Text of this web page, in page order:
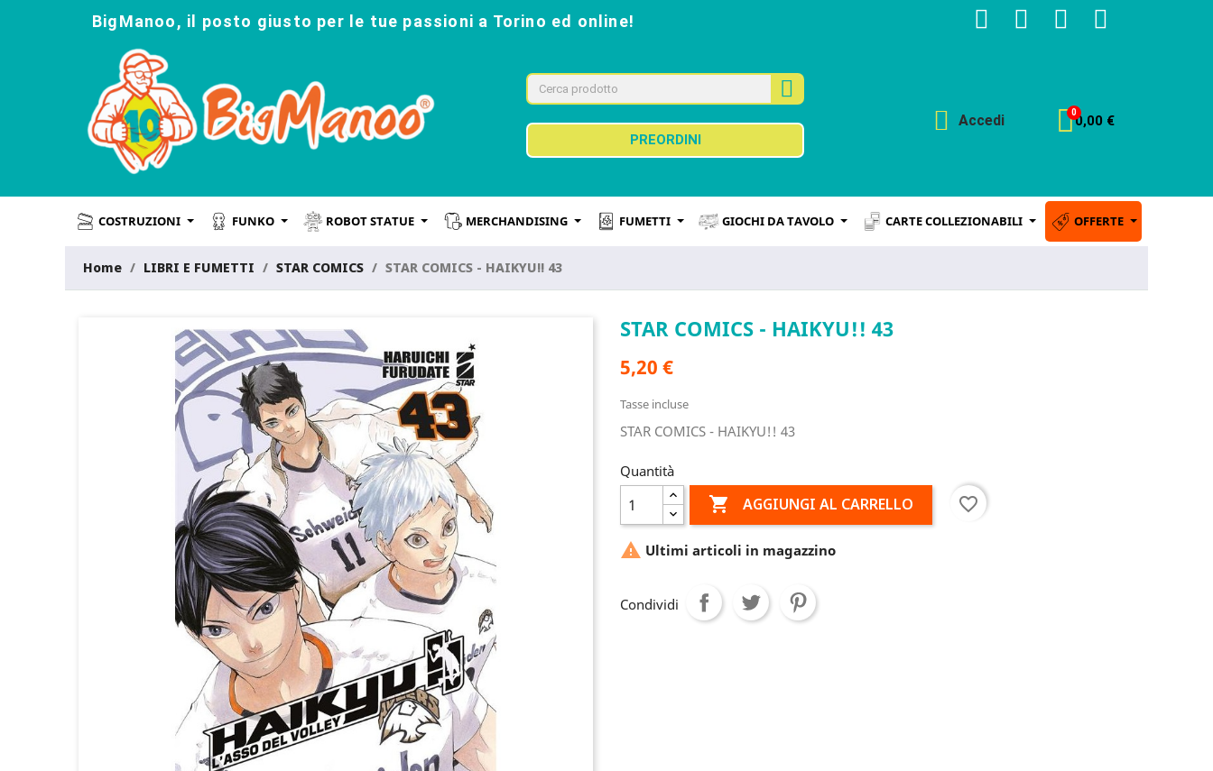
BigManoo, il posto giusto per le tue passioni a Torino ed online!
PREORDINI
Accedi 0,00 €
COSTRUZIONI FUNKO ROBOT STATUE MERCHANDISING FUMETTI GIOCHI DA TAVOLO CARTE COLLEZIONABILI OFFERTE
Home LIBRI E FUMETTI STAR COMICS STAR COMICS - HAIKYU!! 43
STAR COMICS - HAIKYU!! 43
5,20 €
Tasse incluse
STAR COMICS - HAIKYU!! 43
Quantità
 AGGIUNGI AL CARRELLO favorite_border
 Ultimi articoli in magazzino
Condividi